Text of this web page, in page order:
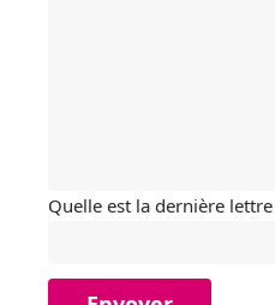
Quelle est la dernière